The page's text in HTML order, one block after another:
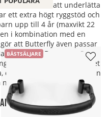
ta av – allt för att underlätta
ett extra högt ryggstöd och
upp till 4 år (maxvikt 22
i kombination med en
att Butterfly även passar
Den generösa
suffletten ger barnet
oavsett om ni är ute på stan
flyg.
Butterfly
BÄSTSÄLJARE